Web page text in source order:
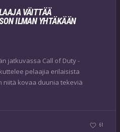
VÄITTÄÄ
ILMAN YHTÄKÄÄN
jatkuvassa Call of Duty -
pelaajia erilaisista
niitä kovaa duunia tekeviä
61